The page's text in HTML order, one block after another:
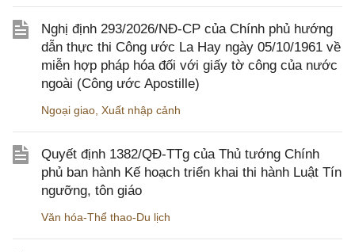
Nghị định 293/2026/NĐ-CP của Chính phủ hướng
dẫn thực thi Công ước La Hay ngày 05/10/1961 về
miễn hợp pháp hóa đối với giấy tờ công của nước
ngoài (Công ước Apostille)
Ngoại giao, Xuất nhập cảnh
Quyết định 1382/QĐ-TTg của Thủ tướng Chính
phủ ban hành Kế hoạch triển khai thi hành Luật Tín
ngưỡng, tôn giáo
Văn hóa-Thể thao-Du lịch